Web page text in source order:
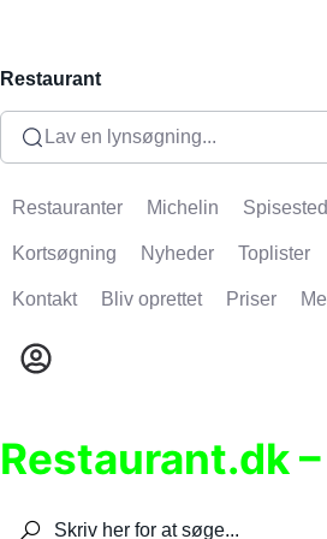
Restaurant
Lav en lynsøgning...
Restauranter Michelin
Kortsøgning Nyheder Toplister
Kontakt Bliv oprettet Priser
Restaurant.dk